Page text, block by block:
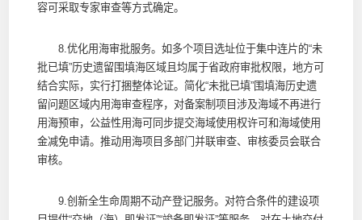
容可采取专家审查等方式确定。
8.优化用海审批服务。如多个项目选址位于集中连片的“未
批已填”历史遗留围填海区域且均属于省政府审批权限，地方可
结合实际，实行打捆整体论证。简化“未批已填”围填海历史遗
留问题区域内用海审查程序，对备案制项目涉及海域不再进行
用海预审，公益性用海可同步提交海域使用权许可和海域使用
金减免申请。推动用海项目多部门并联审查、审核委员会联合
审核。
9.创新全生命周期不动产登记服务。对符合条件的建设项